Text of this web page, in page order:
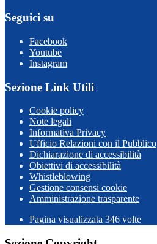
Seguici su
Facebook
Youtube
Instagram
Sezione Link Utili
Cookie policy
Note legali
Informativa Privacy
Ufficio Relazioni con il Pubblico
Dichiarazione di accessibilità
Obiettivi di accessibilità
Whistleblowing
Gestione consensi cookie
Amministrazione trasparente
Pagina visualizzata 346 volte